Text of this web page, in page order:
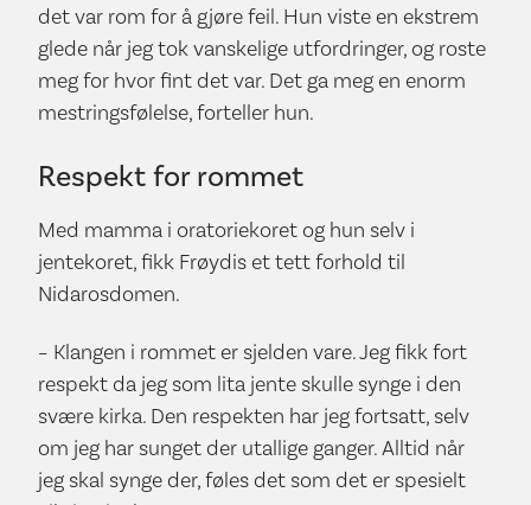
det var rom for å gjøre feil. Hun viste en ekstrem
glede når jeg tok vanskelige utfordringer, og roste
meg for hvor fint det var. Det ga meg en enorm
mestringsfølelse, forteller hun.
Respekt for rommet
Med mamma i oratoriekoret og hun selv i
jentekoret, fikk Frøydis et tett forhold til
Nidarosdomen.
– Klangen i rommet er sjelden vare. Jeg fikk fort
respekt da jeg som lita jente skulle synge i den
svære kirka. Den respekten har jeg fortsatt, selv
om jeg har sunget der utallige ganger. Alltid når
jeg skal synge der, føles det som det er spesielt